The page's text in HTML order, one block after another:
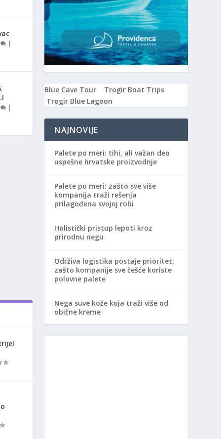
|
|
Blue Cave Tour
Trogir Boat Trips
Trogir Blue Lagoon
NAJNOVIJE
Palete po meri: tihi, ali važan deo
uspešne hrvatske proizvodnje
Palete po meri: zašto sve više
kompanija traži rešenja
prilagođena svojoj robi
Holistički pristup lepoti kroz
prirodnu negu
Održiva logistika postaje prioritet:
zašto kompanije sve češće koriste
polovne palete
Nega suve kože koja traži više od
obične kreme